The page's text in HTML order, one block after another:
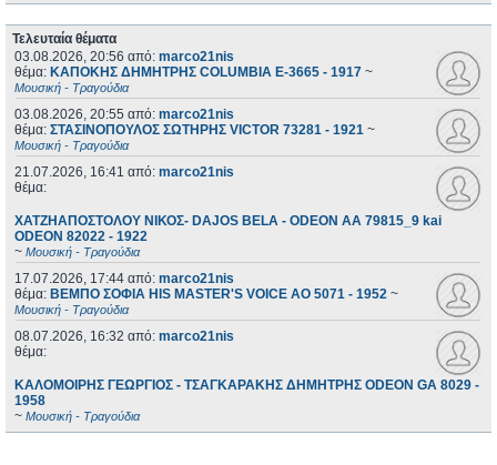
Τελευταία θέματα
03.08.2026, 20:56 από: marco21nis
θέμα: ΚΑΠΟΚΗΣ ΔΗΜΗΤΡΗΣ COLUMBIA E-3665 - 1917 ~
Μουσική - Τραγούδια
03.08.2026, 20:55 από: marco21nis
θέμα: ΣΤΑΣΙΝΟΠΟΥΛΟΣ ΣΩΤΗΡΗΣ VICTOR 73281 - 1921 ~
Μουσική - Τραγούδια
21.07.2026, 16:41 από: marco21nis
θέμα:
ΧΑΤΖΗΑΠΟΣΤΟΛΟΥ ΝΙΚΟΣ- DAJOS BELA - ODEON AA 79815_9 kai
ODEON 82022 - 1922
~ Μουσική - Τραγούδια
17.07.2026, 17:44 από: marco21nis
θέμα: ΒΕΜΠΟ ΣΟΦΙΑ HIS MASTER'S VOICE AO 5071 - 1952 ~
Μουσική - Τραγούδια
08.07.2026, 16:32 από: marco21nis
θέμα:
ΚΑΛΟΜΟΙΡΗΣ ΓΕΩΡΓΙΟΣ - ΤΣΑΓΚΑΡΑΚΗΣ ΔΗΜΗΤΡΗΣ ODEON GA 8029 -
1958
~ Μουσική - Τραγούδια